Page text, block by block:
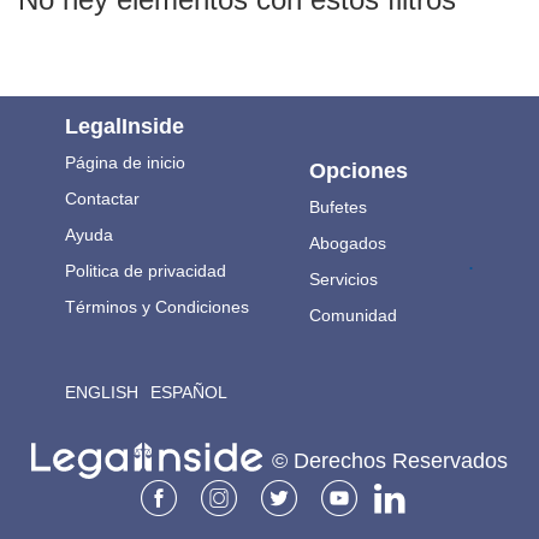
LegalInside
Página de inicio
Contactar
Ayuda
Politica de privacidad
Términos y Condiciones
ENGLISH ESPAÑOL
Opciones
Bufetes
Abogados
Servicios
Comunidad
.
© Derechos Reservados